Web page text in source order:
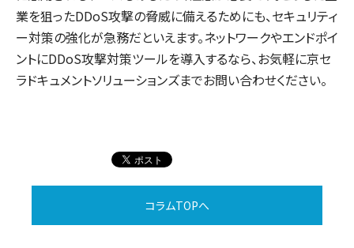
業を狙ったDDoS攻撃の脅威に備えるためにも、セキュリティ
ー対策の強化が急務だといえます。ネットワークやエンドポイ
ントにDDoS攻撃対策ツールを導入するなら、お気軽に京セ
ラドキュメントソリューションズまでお問い合わせください。
コラムTOPへ